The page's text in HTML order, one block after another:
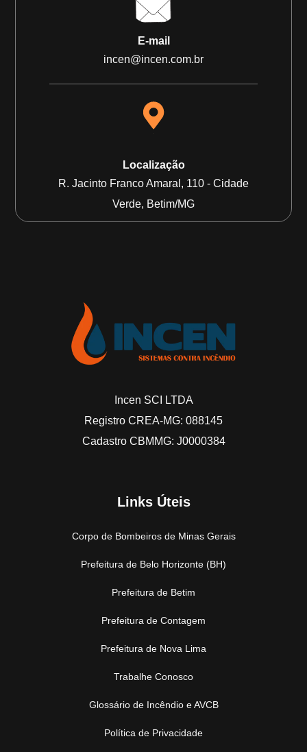
E-mail
incen@incen.com.br
Localização
R. Jacinto Franco Amaral, 110 - Cidade
Verde, Betim/MG
Incen SCI LTDA
Registro CREA-MG: 088145
Cadastro CBMMG: J0000384
Links Úteis
Corpo de Bombeiros de Minas Gerais
Prefeitura de Belo Horizonte (BH)
Prefeitura de Betim
Prefeitura de Contagem
Prefeitura de Nova Lima
Trabalhe Conosco
Glossário de Incêndio e AVCB
Política de Privacidade